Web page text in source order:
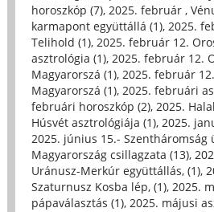
horoszkóp (7), 2025. február ,
karmapont együttállá (1), 2025.
Telihold (1), 2025. február 12.
asztrológia (1), 2025. február 12.
Magyarorszá (1), 2025. február
Magyarorszá (1), 2025. februári
februári horoszkóp (2), 2025.
Húsvét asztrológiája (1), 2025.
2025. június 15.- Szentháromság
Magyarország csillagzata (13),
Uránusz-Merkúr együttállás, (1),
Szaturnusz Kosba lép, (1), 2025.
pápaválasztás (1), 2025. májusi